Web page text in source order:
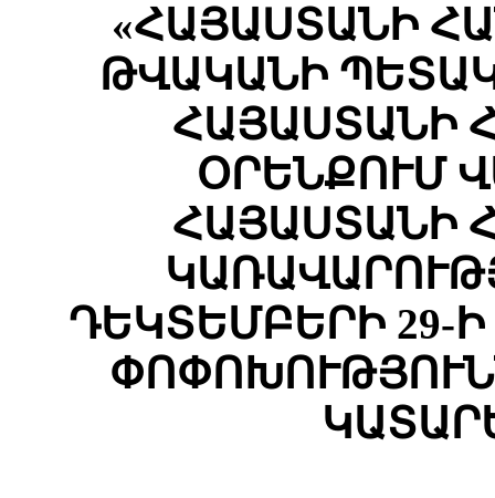
«ՀԱՅԱՍՏԱՆԻ
ԹՎԱԿԱՆԻ
ՀԱՅԱՍՏԱՆԻ
ՕՐԵՆՔՈՒՄ
ՀԱՅԱՍՏԱՆԻ
ԴԵԿՏԵՄԲԵՐԻ 29-Ի